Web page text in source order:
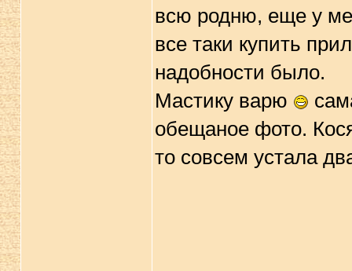
всю родню, еще у
все таки купить
надобности было.
Мастику варю
обещаное фото.
то совсем устала